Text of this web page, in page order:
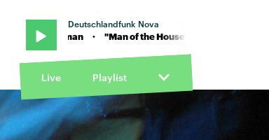
Deutschlandfunk Nova
· "Man of the House" von Skye Newman · "Man
Live Playlist